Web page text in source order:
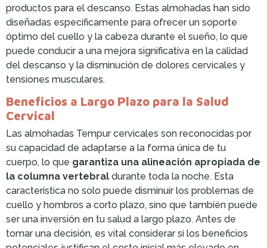
productos para el descanso. Estas almohadas han sido
diseñadas específicamente para ofrecer un soporte
óptimo del cuello y la cabeza durante el sueño, lo que
puede conducir a una mejora significativa en la calidad
del descanso y la disminución de dolores cervicales y
tensiones musculares.
Beneficios a Largo Plazo para la Salud
Cervical
Las almohadas Tempur cervicales son reconocidas por
su capacidad de adaptarse a la forma única de tu
cuerpo, lo que garantiza una alineación apropiada de
la columna vertebral durante toda la noche. Esta
característica no solo puede disminuir los problemas de
cuello y hombros a corto plazo, sino que también puede
ser una inversión en tu salud a largo plazo. Antes de
tomar una decisión, es vital considerar si los beneficios